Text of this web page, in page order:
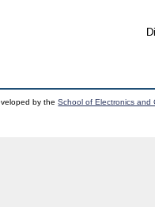
by theSchool of Electronics and